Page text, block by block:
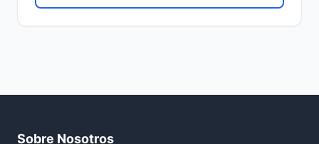
Sobre Nosotros